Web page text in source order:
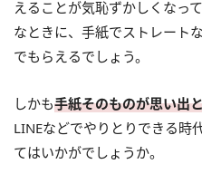
えることが気恥ずかしくなっ
なときに、手紙でストレート
でもらえるでしょう。
しかも手紙そのものが思い出
LINEなどでやりとりできる時
てはいかがでしょうか。